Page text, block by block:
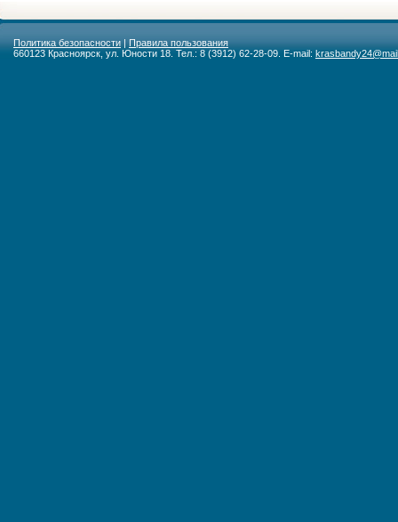
Политика безопасности|Правила пользования
660123 Красноярск, ул. Юности 18. Тел.: 8 (3912) 62-28-09. E-mail: